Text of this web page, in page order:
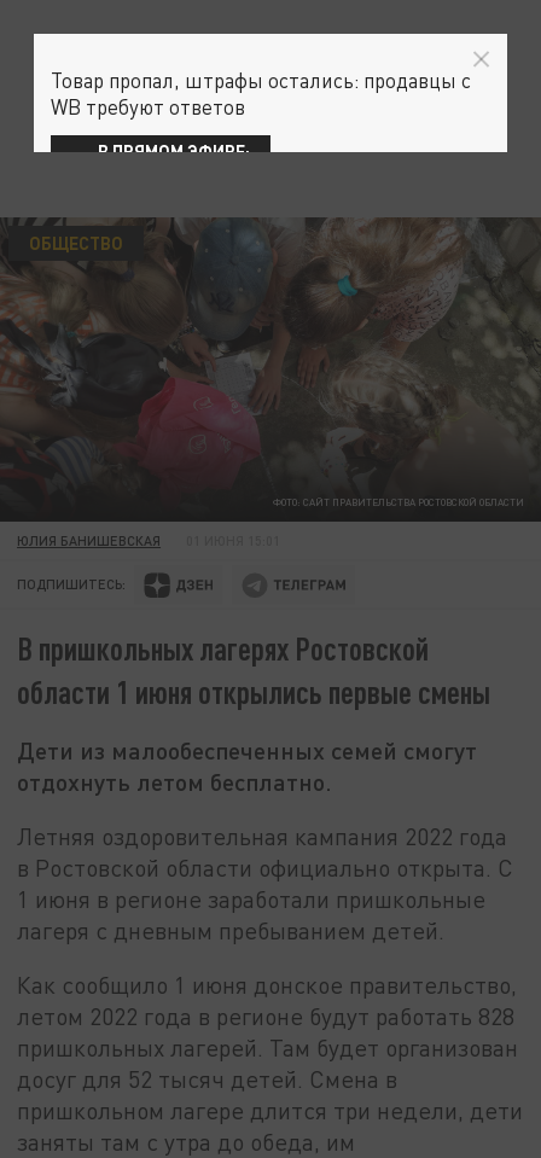
ФОТО: САЙТ ПРАВИТЕЛЬСТВА РОСТОВСКОЙ ОБЛАСТИ
ОБЩЕСТВО
ЮЛИЯ БАНИШЕВСКАЯ
ПОДПИШИТЕСЬ:
В пришкольных лагерях Ростовской
области 1 июня открылись первые смены
Дети из малообеспеченных семей смогут
отдохнуть летом бесплатно.
Летняя оздоровительная кампания 2022 года
в Ростовской области официально открыта. С
1 июня в регионе заработали пришкольные
лагеря с дневным пребыванием детей.
Как сообщило 1 июня донское правительство,
летом 2022 года в регионе будут работать 828
пришкольных лагерей. Там будет организован
досуг для 52 тысяч детей. Смена в
пришкольном лагере длится три недели, дети
заняты там с утра до обеда, им
Товар пропал, штрафы остались: продавцы с
WB требуют ответов
В ПРЯМОМ ЭФИРЕ: